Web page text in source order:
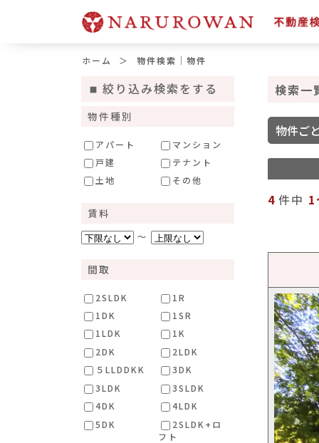
ホーム 物件検索｜物件
検索一
物件ご
4 件中
絞り込み検索をする
物件種別
アパート
マンション
戸建
テナント
土地
その他
賃料
～
間取
2SLDK
1R
1DK
1SR
1LDK
1K
2DK
2LDK
５LLDDKK
3DK
3LDK
3SLDK
4DK
4LDK
5DK
2SLDK+ロ
フト